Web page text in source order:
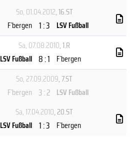
So, 01.04.2012, 16.ST
F`bergen 1 : 3 LSV Fußball
Sa, 07.08.2010, 1.R
LSV Fußball 8 : 1 F`bergen
So, 27.09.2009, 7.ST
F`bergen 3 : 2 LSV Fußball
Sa, 17.04.2010, 20.ST
LSV Fußball 1 : 3 F`bergen